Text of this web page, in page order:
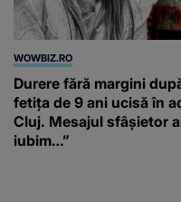
WOWBIZ.RO
Durere fără margini
fetița de 9 ani ucisă în
Cluj. Mesajul sfâșietor
iubim…”